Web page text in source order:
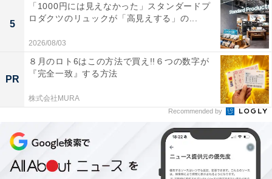
5
「1000円には見えなかった」スタンダードプ
ロダクツのリュックが「高見えする」の...
2026/08/03
PR
８月のロト6はこの方法で買え!!６つの数字が
『完全一致』する方法
株式会社MURA
Recommended by